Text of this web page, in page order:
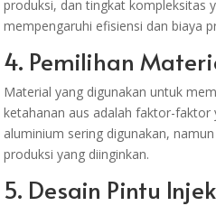
produksi, dan tingkat kompleksitas
mempengaruhi efisiensi dan biaya
4. Pemilihan
Material yang digunakan untuk
ketahanan aus adalah faktor-faktor
aluminium sering digunakan,
produksi yang diinginkan.
5. Desain Pintu